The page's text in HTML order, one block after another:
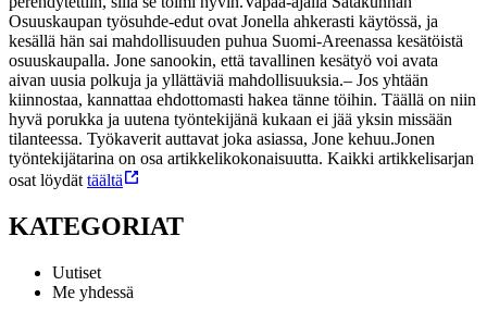
Osuuskaupan työsuhde-edut ovat Jonella ahkerasti käytössä, ja
kesällä hän sai mahdollisuuden puhua Suomi-Areenassa kesätöistä
osuuskaupalla. Jone sanookin, että tavallinen kesätyö voi avata
aivan uusia polkuja ja yllättäviä mahdollisuuksia.– Jos yhtään
kiinnostaa, kannattaa ehdottomasti hakea tänne töihin. Täällä on niin
hyvä porukka ja uutena työntekijänä kukaan ei jää yksin missään
tilanteessa. Työkaverit auttavat joka asiassa, Jone kehuu.Jonen
työntekijätarina on osa artikkelikokonaisuutta. Kaikki artikkelisarjan
osat löydät täältä
KATEGORIAT
Uutiset
Me yhdessä